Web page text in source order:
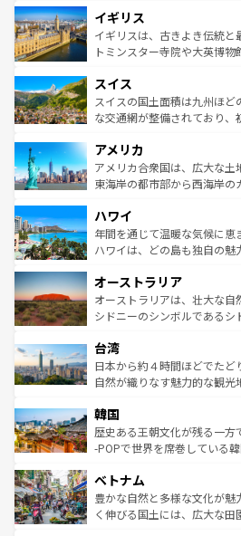
いる。シャンパンの発祥地で
香り高いラベンダー畑など、
らに、パリ以外の地域にも
れる地方に足を運ぶとそれぞ
きるだろう。 なお、新
を参照してほしい。
顔を持つこの国は、どこを歩
ルリンの文化的活気、バイエ
してライン川沿いのワイン
は、お酒好きな人にはぜひ体験してほ
ドイツ情報はコンテンツ一覧
イギリス
イギリスは、古きよき伝統と
トミンスター寺院や大英博
リアごとに異なる魅力がある
ティー、ビール好きにはた
戦など、本場だからこそでき
ンツ一覧を参照してほしい。
スイス
スイスの国土面積は九州ほ
な交通網が整備されており、
の建物がそのまま残る町や、
博物館もあり、アルプス観光
ことができる。国民の所得が
ば市内交通費無料で観光を楽しむ
着のスイス情報はコンテンツ
アメリカ
アメリカ合衆国は、広大な土
東海岸の都市部から西海岸の
のような巨大都市は、観光、
ンメントが詰まった刺激的な
西部には大自然が広がり、
部のニューオーリンズでは、
文化が魅力。旅行者はアメリ
しみながら、その多様性と豊
ならではの贅沢な旅のスタイルだ。 なお、新着の
情報はコンテンツ一覧を参照
ハワイ
年間を通じて温暖な気候に恵
ハワイは、どの島も独自の魅
ワイ島は見逃せない。また、
島だが、静かな自然を求める
おすすめ。エメラルドグリー
れるおもてなしの心で訪れる
人々、おいしいローカルフー
ク、伝統的なフラダンスなど
ワイを、存分に味わってほしい。 なお、新着のハワ
はコンテンツ一覧を参照して
オーストラリア
オーストラリアは、壮大な自
シドニーのシンボルであるシ
リアリーフや大陸中央部にそ
ク）、タスマニアの美しい原
ど、見どころがたくさん。ま
いる。アクティビティも充実
ビング、ハイキングなど、ア
い。オーストラリアの多彩な
参照してほしい。
台湾
日本から約４時間ほどでたど
自然が織りなす魅力的な観光
ン）、静ひつな山岳地帯であ
と山間の静けさが共存して
驚きをもたらしてくれる。ま
容にもいいと評判のスイーツ
が味わえる。 なお、新
照してほしい。
韓国
歴史ある王朝文化が残る一
-POPで世界を席巻している
き、地方に足を延ばせば四季
できる。そして、キムチや
まで、さまざまな韓国料理
ベトナム
豊かな自然と多様な文化が
く伸びる国土には、広大な